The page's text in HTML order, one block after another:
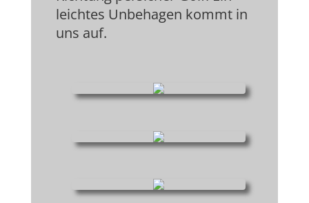
leichtes Unbehagen kommt in
uns auf.